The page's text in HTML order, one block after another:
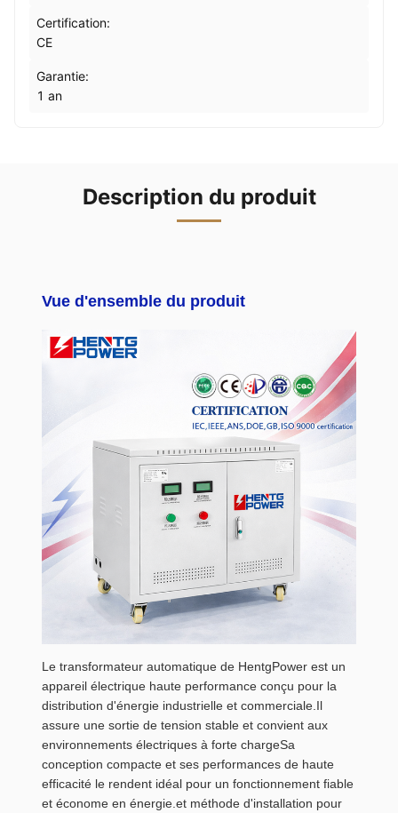
Certification:
CE
Garantie:
1 an
Description du produit
Vue d'ensemble du produit
Le transformateur automatique de HentgPower est un
appareil électrique haute performance conçu pour la
distribution d'énergie industrielle et commerciale.Il
assure une sortie de tension stable et convient aux
environnements électriques à forte chargeSa
conception compacte et ses performances de haute
efficacité le rendent idéal pour un fonctionnement fiable
et économe en énergie.et méthode d'installation pour